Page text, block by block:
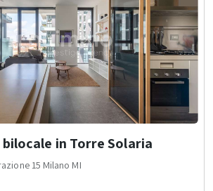
in Torre Solaria
15 Milano MI